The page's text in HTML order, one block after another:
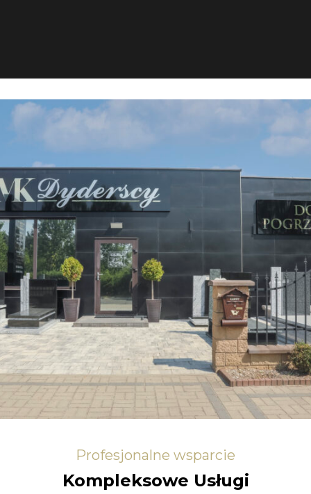
Profesjonalne wsparcie
Kompleksowe Usługi